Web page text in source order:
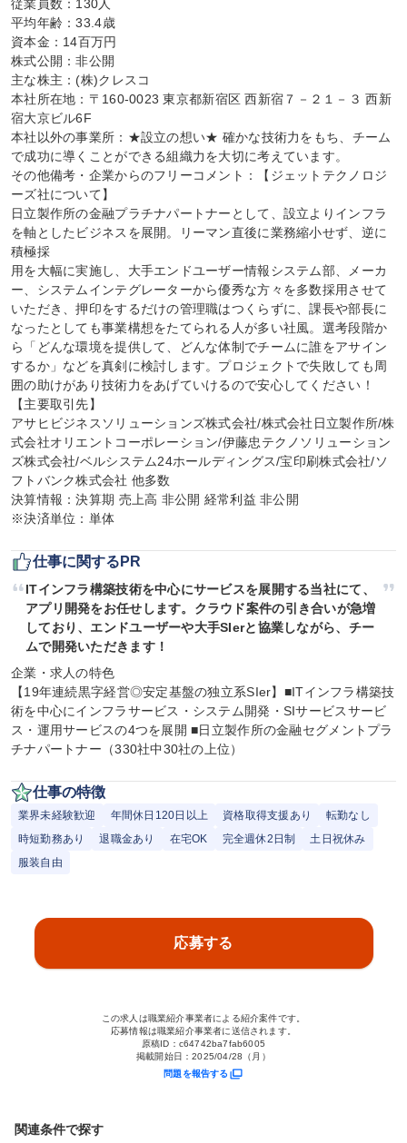
従業員数：130人
平均年齢：33.4歳
資本金：14百万円
株式公開：非公開
主な株主：(株)クレスコ
本社所在地：〒160-0023 東京都新宿区 西新宿７－２１－３ 西新
宿大京ビル6F
本社以外の事業所：★設立の想い★ 確かな技術力をもち、チーム
で成功に導くことができる組織力を大切に考えています。
その他備考・企業からのフリーコメント：【ジェットテクノロジ
ーズ社について】
日立製作所の金融プラチナパートナーとして、設立よりインフラ
を軸としたビジネスを展開。リーマン直後に業務縮小せず、逆に
積極採
用を大幅に実施し、大手エンドユーザー情報システム部、メーカ
ー、システムインテグレーターから優秀な方々を多数採用させて
いただき、押印をするだけの管理職はつくらずに、課長や部長に
なったとしても事業構想をたてられる人が多い社風。選考段階か
ら「どんな環境を提供して、どんな体制でチームに誰をアサイン
するか」などを真剣に検討します。プロジェクトで失敗しても周
囲の助けがあり技術力をあげていけるので安心してください！
【主要取引先】
アサヒビジネスソリューションズ株式会社/株式会社日立製作所/株
式会社オリエントコーポレーション/伊藤忠テクノソリューション
ズ株式会社/ベルシステム24ホールディングス/宝印刷株式会社/ソ
フトバンク株式会社 他多数
決算情報：決算期 売上高 非公開 経常利益 非公開
※決済単位：単体
仕事に関するPR
ITインフラ構築技術を中心にサービスを展開する当社にて、
アプリ開発をお任せします。クラウド案件の引き合いが急増
しており、エンドユーザーや大手SIerと協業しながら、チー
ムで開発いただきます！
企業・求人の特色
【19年連続黒字経営◎安定基盤の独立系SIer】■ITインフラ構築技
術を中心にインフラサービス・システム開発・SIサービスサービ
ス・運用サービスの4つを展開 ■日立製作所の金融セグメントプラ
チナパートナー（330社中30社の上位）
仕事の特徴
業界未経験歓迎 年間休日120日以上 資格取得支援あり
転勤なし
時短勤務あり
退職金あり 在宅OK 完全週休2日制
土日祝休み
服装自由
応募する
この求人は職業紹介事業者による紹介案件です。
応募情報は職業紹介事業者に送信されます。
原稿ID： c64742ba7fab6005
掲載開始日：2025/04/28（月）
問題を報告する
関連条件で探す